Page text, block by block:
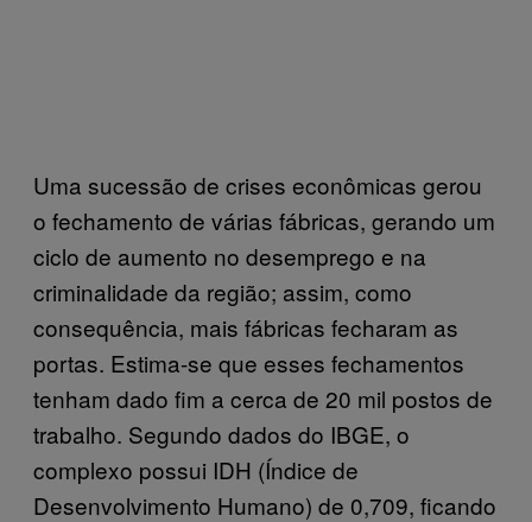
Uma sucessão de crises econômicas gerou
o fechamento de várias fábricas, gerando um
ciclo de aumento no desemprego e na
criminalidade da região; assim, como
consequência, mais fábricas fecharam as
portas. Estima-se que esses fechamentos
tenham dado fim a cerca de 20 mil postos de
trabalho. Segundo dados do IBGE, o
complexo possui IDH (Índice de
Desenvolvimento Humano) de 0,709, ficando